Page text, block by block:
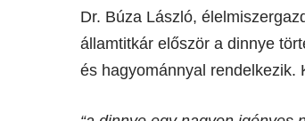
Dr. Búza László,
államtitkár először a dinnye
és hagyománnyal rendelkezik.